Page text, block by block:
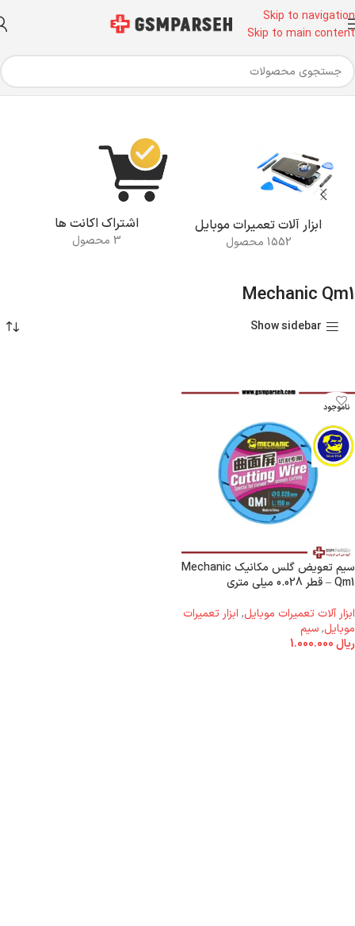
Skip to navigation
Skip to main content
خانه محصولات برچسب خورده “Mechanic Qm1”
ابزار آلات تعمیرات موبایل
1552 محصول
اشتراک اکانت ها
3 محصول
Mechanic Qm1
Show sidebar
ناموجود
سیم تعویض گلس مکانیک Mechanic
Qm1 – قطر 0.028 میلی متری
ابزار آلات تعمیرات موبایل, ابزار تعمیرات
موبایل,سیم
ریال